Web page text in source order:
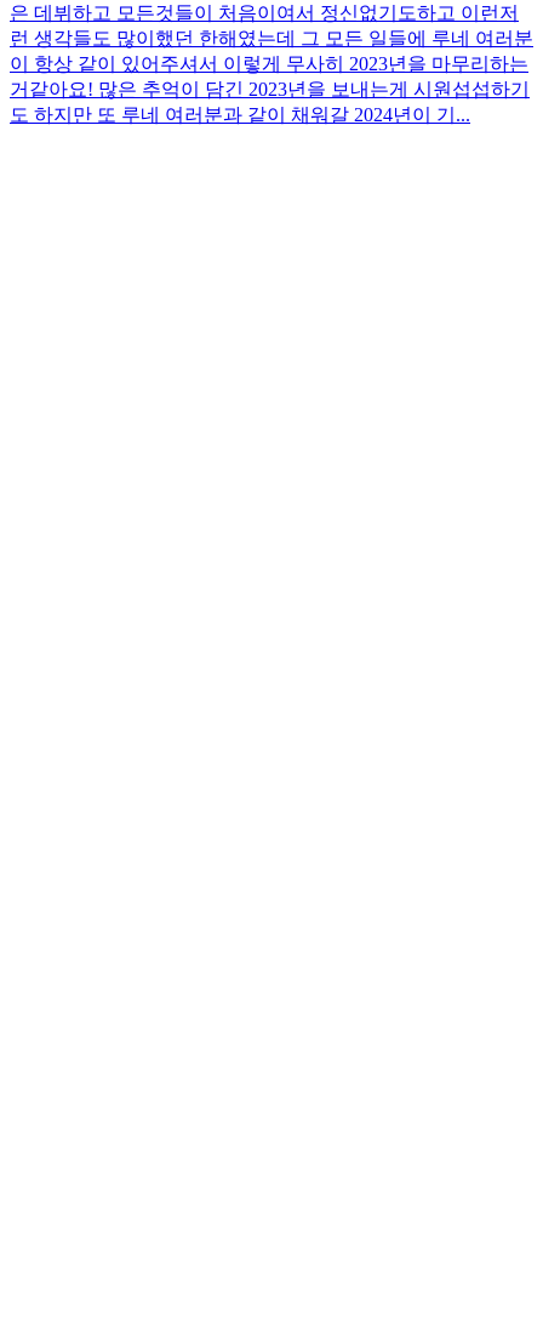
은 데뷔하고 모든것들이 처음이여서 정신없기도하고 이런저
런 생각들도 많이했던 한해였는데 그 모든 일들에 루네 여러분
이 항상 같이 있어주셔서 이렇게 무사히 2023년을 마무리하는
거같아요! 많은 추억이 담긴 2023년을 보내는게 시원섭섭하기
도 하지만 또 루네 여러분과 같이 채워갈 2024년이 기...